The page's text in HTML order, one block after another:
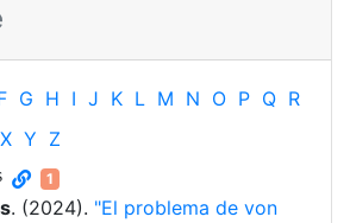
G H I J K L M N O P Q R
X Y Z
1
. (2024). "El problema de von